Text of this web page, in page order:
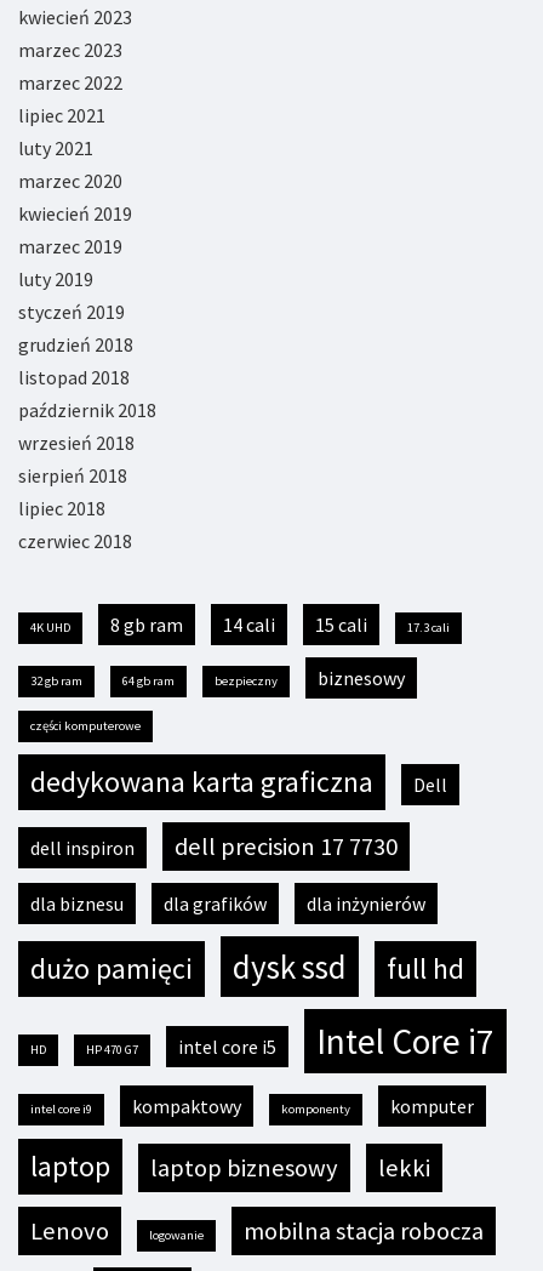
kwiecień 2023
marzec 2023
marzec 2022
lipiec 2021
luty 2021
marzec 2020
kwiecień 2019
marzec 2019
luty 2019
styczeń 2019
grudzień 2018
listopad 2018
październik 2018
wrzesień 2018
sierpień 2018
lipiec 2018
czerwiec 2018
4K UHD 8 gb ram 14 cali 15 cali 17.3 cali
32 gb ram 64 gb ram bezpieczny biznesowy
części komputerowe
dedykowana karta graficzna Dell
dell inspiron dell precision 17 7730
dla biznesu dla grafików dla inżynierów
dużo pamięci dysk ssd full hd
HD HP 470 G7 intel core i5 Intel Core i7
intel core i9 kompaktowy komponenty komputer
laptop laptop biznesowy
lekki
Lenovo
logowanie mobilna stacja robocza